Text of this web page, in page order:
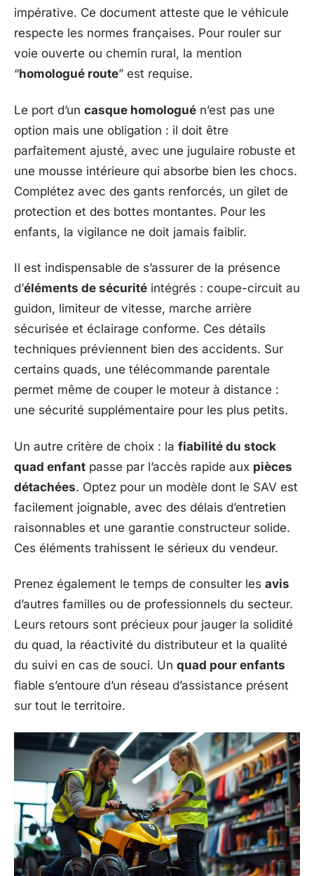
impérative. Ce document atteste que le véhicule
respecte les normes françaises. Pour rouler sur
voie ouverte ou chemin rural, la mention
“homologué route” est requise.
Le port d’un casque homologué n’est pas une
option mais une obligation : il doit être
parfaitement ajusté, avec une jugulaire robuste et
une mousse intérieure qui absorbe bien les chocs.
Complétez avec des gants renforcés, un gilet de
protection et des bottes montantes. Pour les
enfants, la vigilance ne doit jamais faiblir.
Il est indispensable de s’assurer de la présence
d’éléments de sécurité intégrés : coupe-circuit au
guidon, limiteur de vitesse, marche arrière
sécurisée et éclairage conforme. Ces détails
techniques préviennent bien des accidents. Sur
certains quads, une télécommande parentale
permet même de couper le moteur à distance :
une sécurité supplémentaire pour les plus petits.
Un autre critère de choix : la fiabilité du stock
quad enfant passe par l’accès rapide aux pièces
détachées. Optez pour un modèle dont le SAV est
facilement joignable, avec des délais d’entretien
raisonnables et une garantie constructeur solide.
Ces éléments trahissent le sérieux du vendeur.
Prenez également le temps de consulter les avis
d’autres familles ou de professionnels du secteur.
Leurs retours sont précieux pour jauger la solidité
du quad, la réactivité du distributeur et la qualité
du suivi en cas de souci. Un quad pour enfants
fiable s’entoure d’un réseau d’assistance présent
sur tout le territoire.